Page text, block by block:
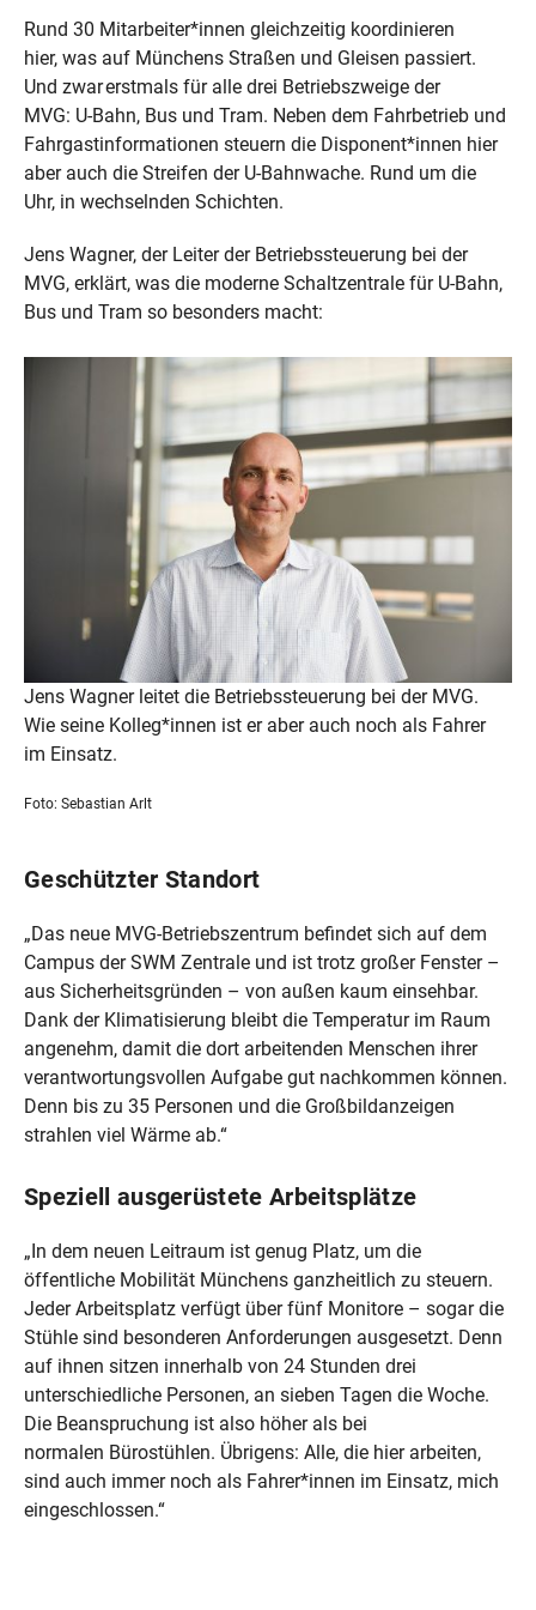
Rund 30 Mitarbeiter*innen gleichzeitig koordinieren
hier, was auf Münchens Straßen und Gleisen passiert.
Und zwar erstmals für alle drei Betriebszweige der
MVG: U-Bahn, Bus und Tram. Neben dem Fahrbetrieb und
Fahrgastinformationen steuern die Disponent*innen hier
aber auch die Streifen der U-Bahnwache. Rund um die
Uhr, in wechselnden Schichten.
Jens Wagner, der Leiter der Betriebssteuerung bei der
MVG, erklärt, was die moderne Schaltzentrale für U-Bahn,
Bus und Tram so besonders macht:
Jens Wagner leitet die Betriebssteuerung bei der MVG.
Wie seine Kolleg*innen ist er aber auch noch als Fahrer
im Einsatz.
Foto: Sebastian Arlt
Geschützter Standort
„Das neue MVG-Betriebszentrum befindet sich auf dem
Campus derSWM Zentrale und ist trotz großer Fenster –
aus Sicherheitsgründen – von außen kaum einsehbar.
Dank der Klimatisierung bleibt die Temperatur im Raum
angenehm, damit die dort arbeitenden Menschen ihrer
verantwortungsvollen Aufgabe gut nachkommen können.
Denn bis zu 35 Personen und die Großbildanzeigen
strahlen viel Wärme ab.“
Speziell ausgerüstete Arbeitsplätze
„In dem neuen Leitraum ist genug Platz, um die
öffentliche Mobilität Münchens ganzheitlich zu steuern.
Jeder Arbeitsplatz verfügt über fünf Monitore – sogar die
Stühle sind besonderen Anforderungen ausgesetzt. Denn
auf ihnen sitzen innerhalb von 24 Stunden drei
unterschiedliche Personen, an sieben Tagen die Woche.
Die Beanspruchung ist also höher als bei
normalen Bürostühlen. Übrigens: Alle, die hier arbeiten,
sind auch immer noch als Fahrer*innen im Einsatz, mich
eingeschlossen.“